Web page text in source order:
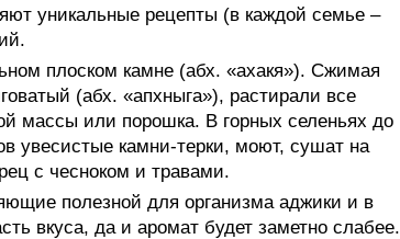
уникальные рецепты (в каждой семье –
плоском камне (абх. «ахакя»). Сжимая
(абх. «апхныга»), растирали все
массы или порошка. В горных селеньях до
увесистые камни-терки, моют, сушат на
с чесноком и травами.
полезной для организма аджики и в
вкуса, да и аромат будет заметно слабее.